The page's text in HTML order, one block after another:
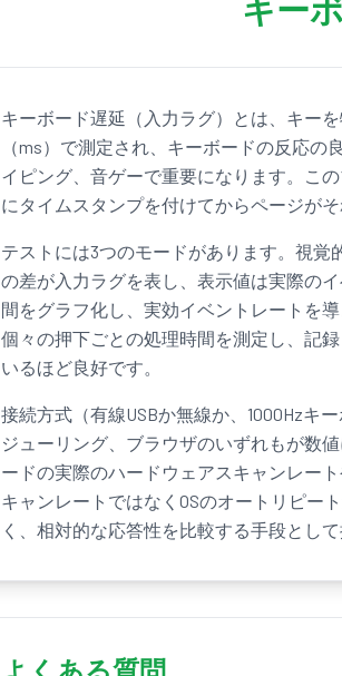
キー
キーボード遅延（入力ラグ）とは、キー
（ms）で測定され、キーボードの反応
イピング、音ゲーで重要になります。こ
にタイムスタンプを付けてからページが
テストには3つのモードがあります。視
の差が入力ラグを表し、表示値は実際の
間をグラフ化し、実効イベントレートを
個々の押下ごとの処理時間を測定し、記
いるほど良好です。
接続方式（有線USBか無線か、1000Hzキ
ジューリング、ブラウザのいずれもが数
ードの実際のハードウェアスキャンレー
キャンレートではなくOSのオートリピー
く、相対的な応答性を比較する手段として